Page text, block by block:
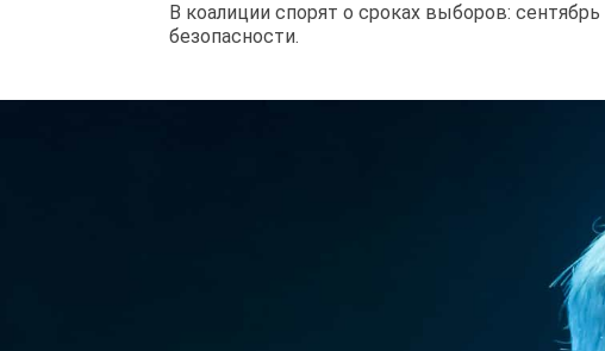
В коалиции спорят о сроках выборов:
безопасности.